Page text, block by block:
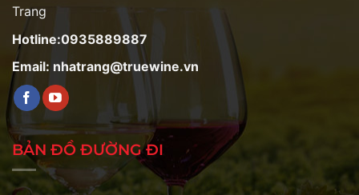
Trang
Hotline:0935889887
Email: nhatrang@truewine.vn
BẢN ĐỒ ĐƯỜNG ĐI